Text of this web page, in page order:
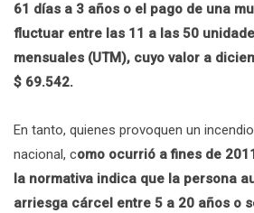
61 días a 3 años o el pago de una
fluctuar entre las 11 a las 50
mensuales (UTM), cuyo valor a
$ 69.542.
En tanto, quienes provoquen un
nacional, como ocurrió a fines de
la normativa indica que la persona
arriesga cárcel entre 5 a 20 años o